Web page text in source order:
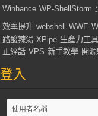
Winhance WP-ShellStorm
效率提升 webshell WWE
路酸辣湯 XPipe 生產力工具
正經話 VPS 新手教學 開
登入